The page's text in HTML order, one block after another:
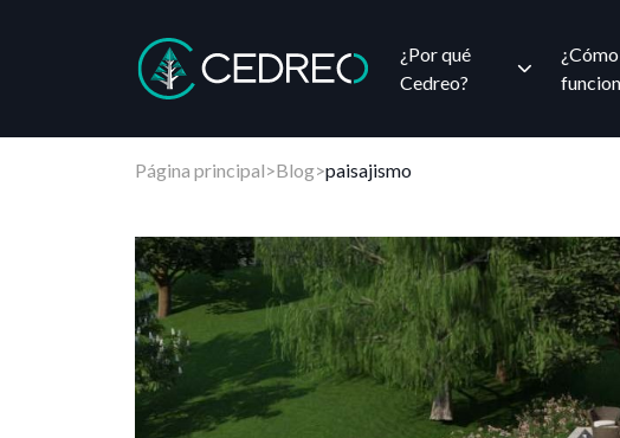
¿Por qué
Cedreo?
¿Cómo
Página principal>Blog>paisajismo